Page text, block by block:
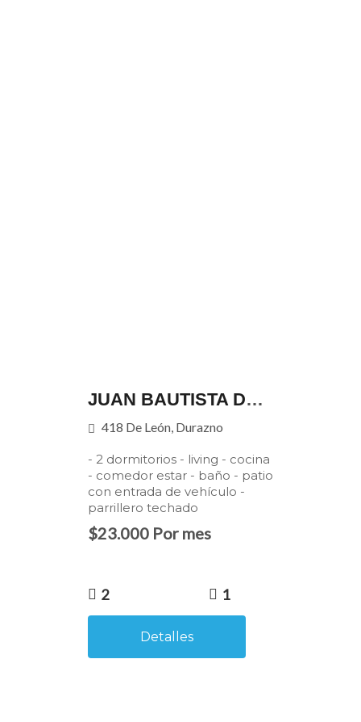
JUAN BAUTISTA DE LEÓN 418
418 De León, Durazno
- 2 dormitorios - living - cocina
- comedor estar - baño - patio
con entrada de vehículo -
parrillero techado
$23.000 Por mes
2 1
Detalles